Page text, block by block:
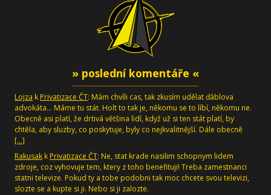
» poslední komentáře «
Lojza k Privatizace ČT: Mám chvíli cas, tak zkusím udělat ďáblova
advokáta... Máme tu stát. Holt to tak je, někomu se to líbí, někomu ne.
Obecně asi platí, že drtivá většina lidí, když už si ten stát platí, by
chtěla, aby sluzby, co poskytuje, byly co nejkvalitnější. Dále obecně
[…]
Rakusak k Privatizace ČT: Ne, stat krade nasilim schopnym lidem
zdroje, coz vyhovuje tem, ktery z toho benefituji! Treba zamestnanci
statni televize. Pokud ty a tobe podobni tak moc chcete svou televizi,
slozte se a kupte si ji. Nebo si ji zalozte.